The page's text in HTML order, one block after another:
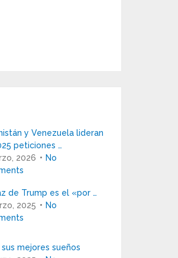
y Venezuela lideran
peticiones …
2026
No
de Trump es el «por …
2025
No
sus mejores sueños